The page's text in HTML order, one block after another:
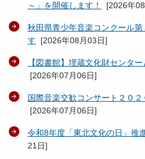
～」を開催します！
[2026年
秋田県青少年音楽コンクール
す [2026年08月03日]
【図書館】埋蔵文化財センタ
[2026年07月06日]
国際音楽交歓コンサート２０
[2026年07月06日]
令和8年度「東北文化の日」推
21日]